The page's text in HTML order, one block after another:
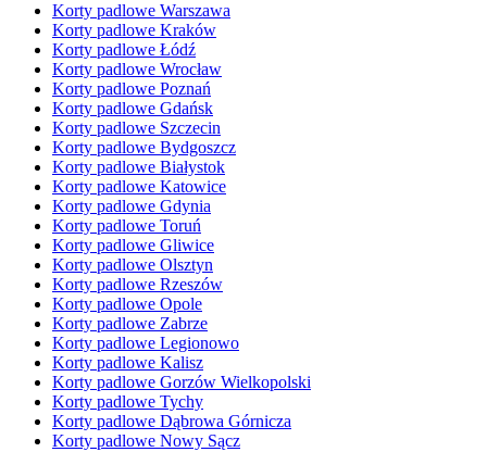
Korty padlowe Warszawa
Korty padlowe Kraków
Korty padlowe Łódź
Korty padlowe Wrocław
Korty padlowe Poznań
Korty padlowe Gdańsk
Korty padlowe Szczecin
Korty padlowe Bydgoszcz
Korty padlowe Białystok
Korty padlowe Katowice
Korty padlowe Gdynia
Korty padlowe Toruń
Korty padlowe Gliwice
Korty padlowe Olsztyn
Korty padlowe Rzeszów
Korty padlowe Opole
Korty padlowe Zabrze
Korty padlowe Legionowo
Korty padlowe Kalisz
Korty padlowe Gorzów Wielkopolski
Korty padlowe Tychy
Korty padlowe Dąbrowa Górnicza
Korty padlowe Nowy Sącz